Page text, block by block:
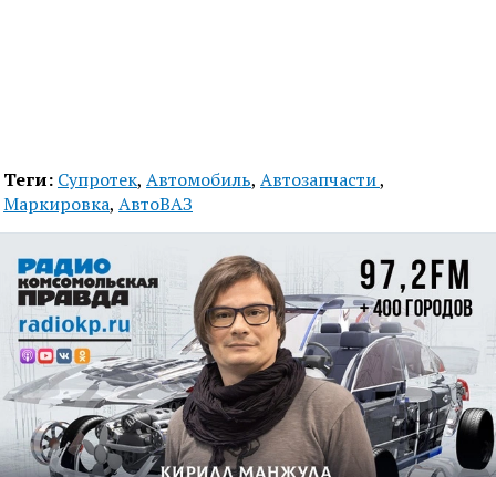
Теги: Супротек, Автомобиль, Автозапчасти,
Маркировка, АвтоВАЗ